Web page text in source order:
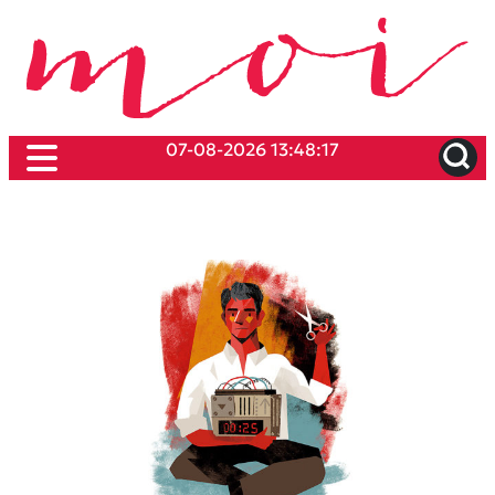
07-08-2026 13:48:17